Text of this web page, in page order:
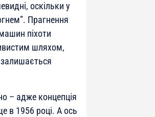
оскільки у
Прагнення
піхоти
шляхом,
– адже концепція
в 1956 році. А ось